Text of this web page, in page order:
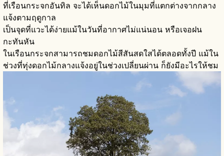
ที่เรือนกระจกอันทิล จะได้เห็นดอกไม้ในมุมที่แตกต่างจากกลาง
แจ้งตามฤดูกาล
เป็นจุดที่แวะได้ง่ายแม้ในวันที่อากาศไม่แน่นอน หรือเจอฝน
กะทันหัน
ในเรือนกระจกสามารถชมดอกไม้สีสันสดใสได้ตลอดทั้งปี แม้ใน
ช่วงที่ทุ่งดอกไม้กลางแจ้งอยู่ในช่วงเปลี่ยนผ่าน ก็ยังมีอะไรให้ชม